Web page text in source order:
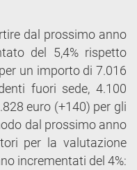
dal prossimo anno
del 5,4% rispetto
un importo di 7.016
fuori sede, 4.100
euro (+140) per gli
dal prossimo anno
per la valutazione
incrementati del 4%: